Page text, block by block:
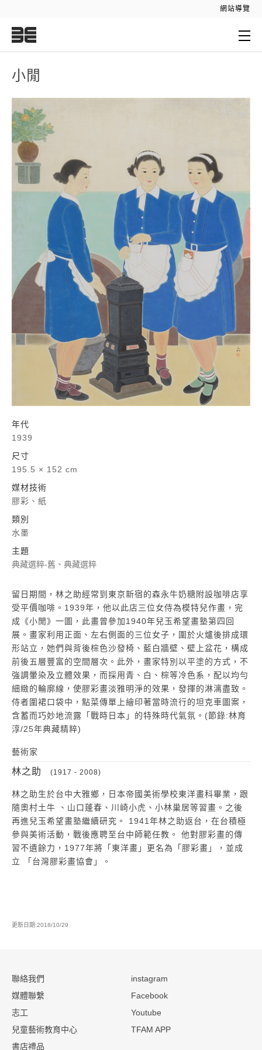
網站導覽
小閒
年代
1939
尺寸
195.5 × 152 cm
媒材技術
膠彩、紙
類別
水墨
主題
典藏選粹-舊、典藏選粹
留日期間，林之助經常到東京新宿的森永牛奶糖附設咖啡店享
受平價咖啡。1939年，他以此店三位女侍為模特兒作畫，完
成《小閒》一圖，此畫曾參加1940年兒玉希望畫塾第四回
展。畫家利用正面、左右側面的三位女子，圍於火爐後排成環
形站立，她們與背後棕色沙發椅、藍白牆壁、壁上盆花，構成
前後五層豐富的空間層次。此外，畫家特別以平塗的方式，不
強調暈染及立體效果，而採用青、白、棕等冷色系，配以均勻
細緻的輪廓線，使膠彩畫淡雅明淨的效果，發揮的淋漓盡致。
侍者圍裙口袋中，點菜傳單上繪印著當時流行的坦克車圖案，
含蓄而巧妙地流露「戰時日本」的特殊時代氣氛。(節錄:林育
淳/25年典藏精粹)
藝術家
林之助 (1917 - 2008)
林之助生於台中大雅鄉，日本帝國美術學校東洋畫科畢業，跟
隨奧村土牛 、山口蓬春、川崎小虎、小林巢居等習畫。之後
再進兒玉希望畫塾繼續研究。 1941年林之助返台，在台積極
參與美術活動，戰後應聘至台中師範任教。 他對膠彩畫的傳
習不遺餘力，1977年將「東洋畫」更名為「膠彩畫」，並成
立 「台灣膠彩畫協會」。
更新日期:2018/10/29
聯絡我們
媒體聯繫
志工
兒童藝術教育中心
書店禮品
instagram
Facebook
Youtube
TFAM APP